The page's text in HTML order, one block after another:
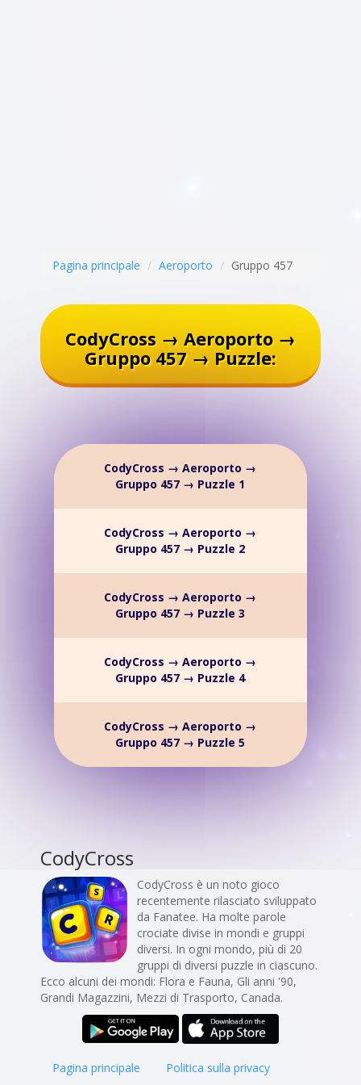
Pagina principale Aeroporto Gruppo 457
CodyCross → Aeroporto →
Gruppo 457 → Puzzle:
CodyCross → Aeroporto →
Gruppo 457 → Puzzle 1
CodyCross → Aeroporto →
Gruppo 457 → Puzzle 2
CodyCross → Aeroporto →
Gruppo 457 → Puzzle 3
CodyCross → Aeroporto →
Gruppo 457 → Puzzle 4
CodyCross → Aeroporto →
Gruppo 457 → Puzzle 5
CodyCross
CodyCross è un noto gioco
recentemente rilasciato sviluppato
da Fanatee. Ha molte parole
crociate divise in mondi e gruppi
diversi. In ogni mondo, più di 20
gruppi di diversi puzzle in ciascuno.
Ecco alcuni dei mondi: Flora e Fauna, Gli anni '90,
Grandi Magazzini, Mezzi di Trasporto, Canada.
Pagina principale Politica sulla privacy